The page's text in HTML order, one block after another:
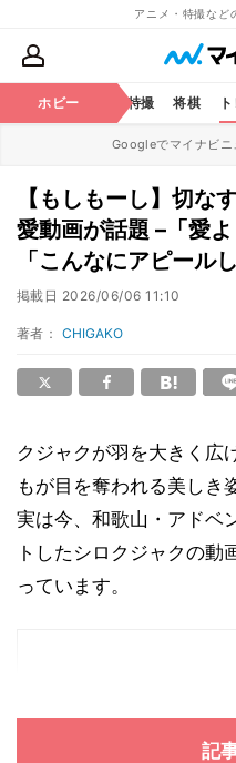
アニメ・特撮など
ホビー
おもちゃ 特撮 将棋
Googleでマイナビニ
【もしもーし】切な
愛動画が話題 –「愛
「こんなにアピール
掲載日 2026/06/06 11:10
著者： CHIGAKO
クジャクが羽を大きく広
もが目を奪われる美し
実は今、和歌山・アドベ
トしたシロクジャクの動
っています。
記